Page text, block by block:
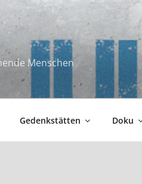
Menschen
Gedenkstätten Doku